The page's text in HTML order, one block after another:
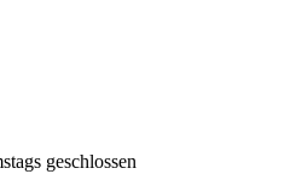
geschlossen